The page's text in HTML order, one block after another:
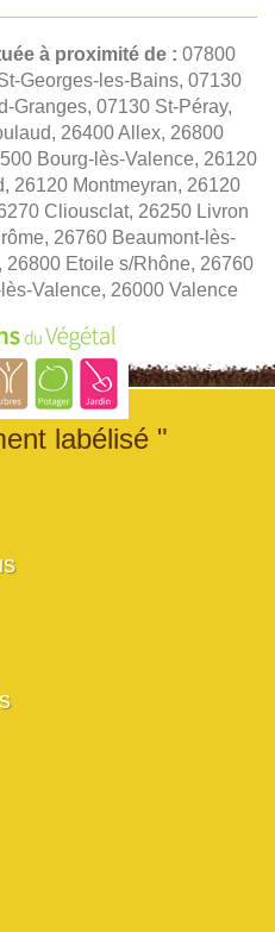
à proximité de : 07800
Georges-les-Bains, 07130
Granges, 07130 St-Péray,
26400 Allex, 26800
Bourg-lès-Valence, 26120
26120 Montmeyran, 26120
Cliousclat, 26250 Livron
26760 Beaumont-lès-
Etoile s/Rhône, 26760
Valence, 26000 Valence
labélisé "